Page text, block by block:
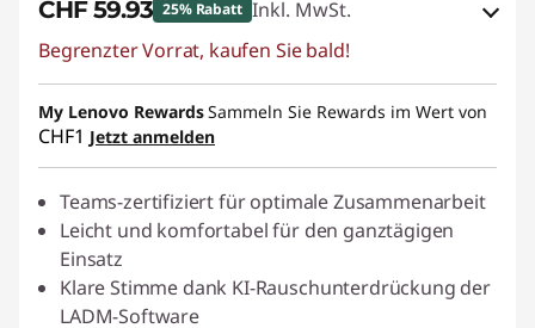
CHF 59.93 25% Rabatt Inkl. MwSt.
eCoupon-Rabatt :-CHF 19.98
eCoupon :SALES
Begrenzter Vorrat, kaufen Sie bald!
My Lenovo RewardsSammeln Sie Rewards im Wert von
CHF1 Jetzt anmelden
Teams-zertifiziert für optimale Zusammenarbeit
Leicht und komfortabel für den ganztägigen
Einsatz
Klare Stimme dank KI-Rauschunterdrückung der
LADM-Software